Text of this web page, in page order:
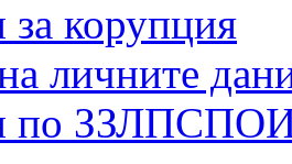
за корупция
личните
по